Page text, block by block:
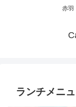
赤羽
ランチメニ